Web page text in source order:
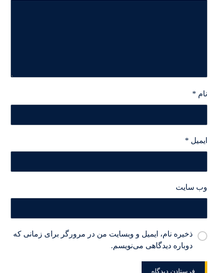
نام *
ایمیل *
وب‌ سایت
ذخیره نام، ایمیل و وبسایت من در مرورگر برای زمانی که
دوباره دیدگاهی می‌نویسم.